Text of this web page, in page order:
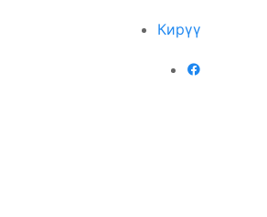
Кирүү